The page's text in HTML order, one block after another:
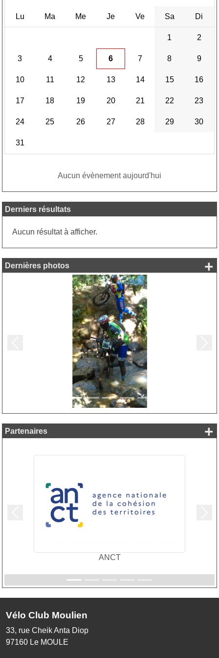
Lu Ma Me Je Ve Sa Di
1 2
3 4 5 6 7 8 9
10 11 12 13 14 15 16
17 18 19 20 21 22 23
24 25 26 27 28 29 30
31
Aucun évènement aujourd'hui
Derniers résultats
Aucun résultat à afficher.
Dernières photos +
Partenaires
ANCT
+
Vélo Club Moulien
33, rue Cheik Anta Diop
97160 Le MOULE